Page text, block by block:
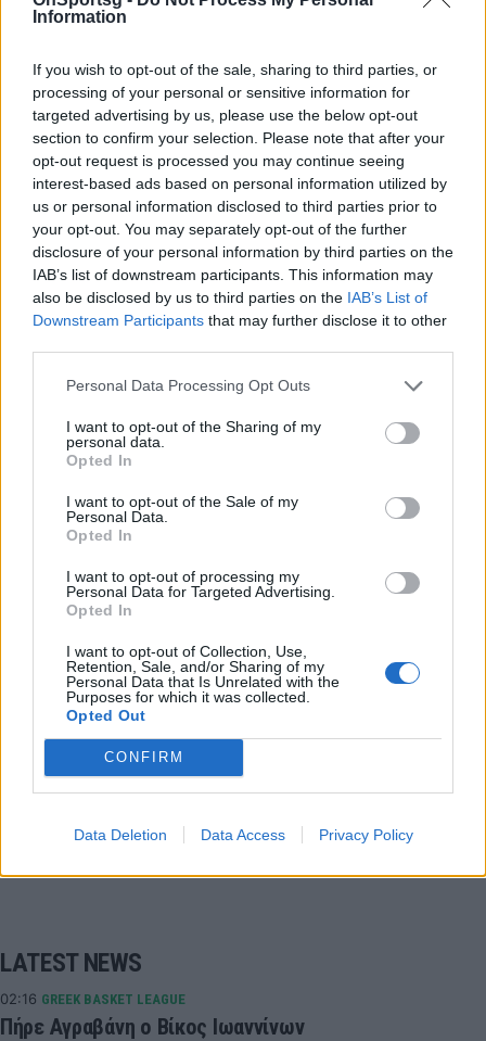
Information
If you wish to opt-out of the sale, sharing to third parties, or
processing of your personal or sensitive information for
targeted advertising by us, please use the below opt-out
section to confirm your selection. Please note that after your
opt-out request is processed you may continue seeing
interest-based ads based on personal information utilized by
us or personal information disclosed to third parties prior to
your opt-out. You may separately opt-out of the further
disclosure of your personal information by third parties on the
IAB’s list of downstream participants. This information may
also be disclosed by us to third parties on the IAB’s List of
Downstream Participants that may further disclose it to other
Personal Data Processing Opt Outs
I want to opt-out of the Sharing of my
personal data.
Opted In
I want to opt-out of the Sale of my
Personal Data.
Opted In
I want to opt-out of processing my
Personal Data for Targeted Advertising.
Opted In
I want to opt-out of Collection, Use,
Retention, Sale, and/or Sharing of my
Personal Data that Is Unrelated with the
Purposes for which it was collected.
Opted Out
CONFIRM
Data Deletion Data Access Privacy Policy
επιστρέψει στο φινάλε της σεζόν 2021-22 στον
Τη σεζόν 2022-23 παρέμεινε στο ”τριφύλλι” ως
βοηθός, ενώ το 2024-25 έγινε πρώτος προπονητής
στη λιθουανική Νεπτούνας, με την οποία μάλιστα
έφτασε μέχρι τον τελικό κυπέλλου, χάνοντας στις
λεπτομέρειες τον τίτλο. To 2025,ο 49χρονος
τεχνικός ανέλαβε τη θέση του ομοσπονδιακού
τεχνικού στην εθνική ομάδα του Μπαχρέιν, την
οποία κατείχε μέχρι την προηγούμενη εβδομάδα
Καλωσορίζουμε τον Γιώργο Βόβορα στην
μπασκετική οικογένεια του Προμηθέα Πάτρας. Του
ευχόμαστε να έχει υγεία και να πετύχει όλους τους
Παιχνίδι από παντού στη Novibet με το
νέο Mobile App
Προμηθέας Πατρών Βόβορας Γιώργος
COMMENTS
Συνδεθείτε για να σχολιάσετε
LATEST NEWS
02:16 GREEK BASKET LEAGUE
Πήρε Αγραβάνη ο Βίκος Ιωαννίνων